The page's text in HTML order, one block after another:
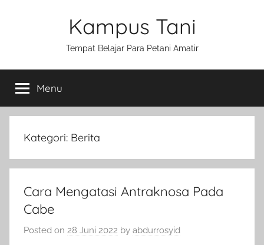
Kampus Tani
Tempat Belajar Para Petani Amatir
Menu
Kategori: Berita
Cara Mengatasi Antraknosa Pada
Cabe
Posted on 28 Juni 2022 by abdurrosyid